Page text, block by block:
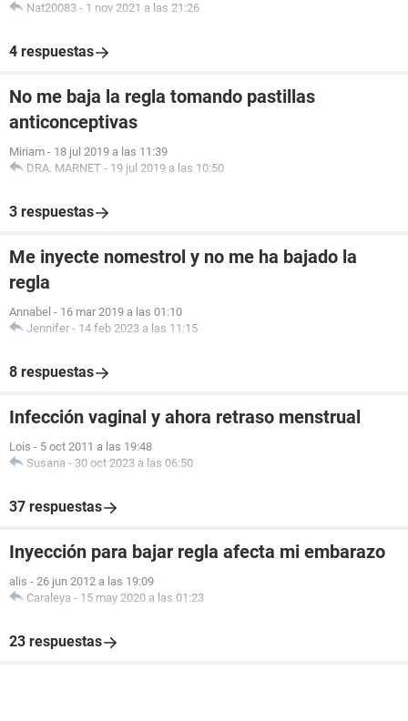
Nat20083 - 1 nov 2021 a las 21:26
4 respuestas
No me baja la regla tomando pastillas
anticonceptivas
Miriam - 18 jul 2019 a las 11:39
DRA. MARNET - 19 jul 2019 a las 10:50
3 respuestas
Me inyecte nomestrol y no me ha bajado la
regla
Annabel - 16 mar 2019 a las 01:10
Jennifer - 14 feb 2023 a las 11:15
8 respuestas
Infección vaginal y ahora retraso menstrual
Lois - 5 oct 2011 a las 19:48
Susana - 30 oct 2023 a las 06:50
37 respuestas
Inyección para bajar regla afecta mi embarazo
alis - 26 jun 2012 a las 19:09
Caraleya - 15 may 2020 a las 01:23
23 respuestas